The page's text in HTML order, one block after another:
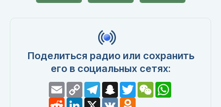
Поделиться радио или сохранить
его в социальных сетях:
EmailCopy
Link
TelegramSnapchat
TwitterWeChatWhatsApp
RedditLinkedIn
X VK Odnoklassniki